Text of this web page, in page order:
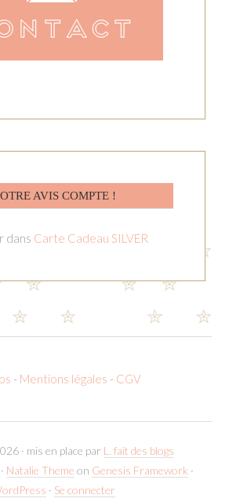
AVIS COMPTE !
dans Carte Cadeau SILVER
- Mentions légales - CGV
· mis en place par L. fait des blogs
Natalie Theme on Genesis Framework ·
· Se connecter